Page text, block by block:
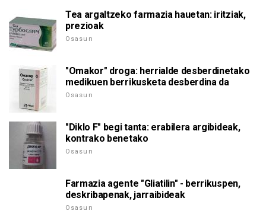
Tea argaltzeko farmazia hauetan: iritziak,
prezioak
Osasun
"Omakor" droga: herrialde desberdinetako
medikuen berrikusketa desberdina da
Osasun
"Diklo F" begi tanta: erabilera argibideak,
kontrako benetako
Osasun
Farmazia agente "Gliatilin" - berrikuspen,
deskribapenak, jarraibideak
Osasun